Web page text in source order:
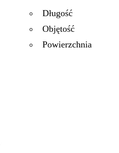
Długość
Objętość
Powierzchnia